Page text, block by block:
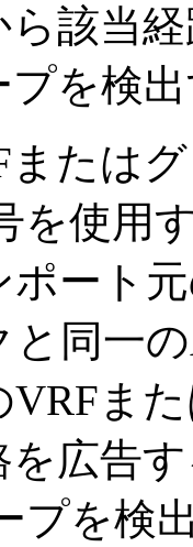
該当
プを検
または
を使用
ポート
と同一
VRFま
を広告
プを検